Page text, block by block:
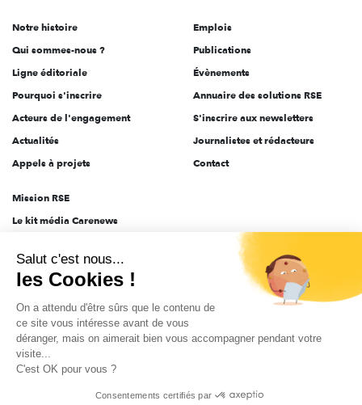
l'engagement
Notre histoire
Qui sommes-nous ?
Ligne éditoriale
Pourquoi s'inscrire
Acteurs de l'engagement
Actualités
Appels à projets
Emplois
Publications
Évènements
Annuaire des solutions RSE
S'inscrire aux newsletters
Journalistes et rédacteurs
Contact
Mission RSE
Le kit média Carenews
AEF info
Novethic
PRODURABLE
Inclusiv Day
Données personnelles Mentions légales 2025-2026 Tout droits réservés
Salut c'est nous...
les Cookies !
On a attendu d'être sûrs que le contenu de
ce site vous intéresse avant de vous
déranger, mais on aimerait bien vous accompagner pendant votre
visite...
C'est OK pour vous ?
Consentements certifiés par